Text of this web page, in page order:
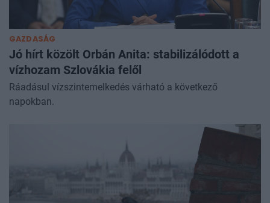
GAZDASÁG
Jó hírt közölt Orbán Anita: stabilizálódott a
vízhozam Szlovákia felől
Ráadásul vízszintemelkedés várható a következő
napokban.